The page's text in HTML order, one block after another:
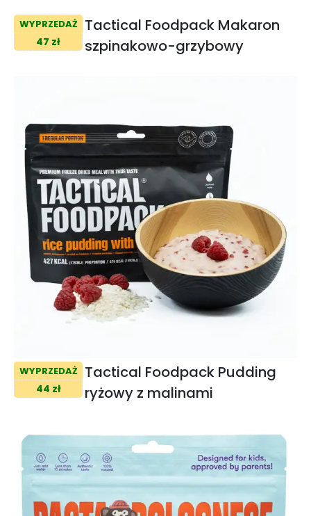
WYPRZEDAŻ
47 zł
Tactical Foodpack Makaron
szpinakowo-grzybowy
WYPRZEDAŻ
44 zł
Tactical Foodpack Pudding
ryżowy z malinami